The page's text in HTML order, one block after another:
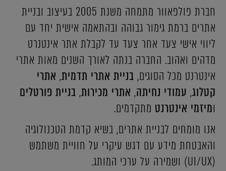
חברת פולפאוור מתמחה משנת 2005 בעיצוב ובניית
אתרים ברמת גימור גבוהה ובהתאמה אישית יחד עם
ליווי אישי צעד אחר צעד עד לקבלת אתר אינטנרט
מדהים ואהוב. החברה בנתה לאורך השנים מאות אתרי
אינטרנט מכל הסוגים, בניית אתרי תדמית, אתרי
קטלוג, עמודי נחיתה, אתרי מכירות, בניית פורטלים
ומיזמי אינטרנט מתקדמים.
אנו מומחים לבניית אתרים, בשיא קדמת הטכנולוגיה
והאבטחת מידע עם דגש עיקרי על חוויית משתמש
(UI/UX) ושמירה על ערכי המותג.